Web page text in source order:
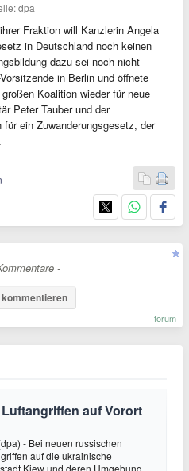
dpa
Fraktion will Kanzlerin Angela
in Deutschland noch keinen
dazu sei noch nicht
in Berlin und öffnete
Koalition wieder für neue
Peter Tauber und der
ein Zuwanderungsgesetz, der
-
kommentieren
forum
auf Vorort
- Bei neuen russischen
auf die ukrainische
Kiew und deren Umgebung